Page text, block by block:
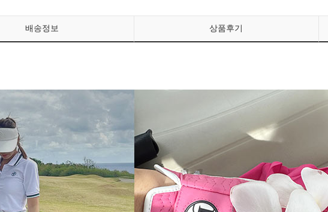
배송정보 상품후기